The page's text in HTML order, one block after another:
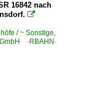
16842 nach

/ ~ Sonstige,
·RBAHN·